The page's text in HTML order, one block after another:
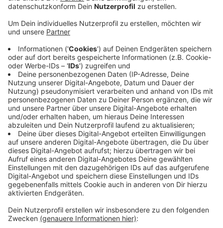
Arbeiten an Bahnhöfen
Anzeige
Während die Strecke saniert wird, sollen auch die
Bahnhöfe neue Beleuchtung und Anzeigetafeln
bekommen. Außerdem bekommt der Bahnhof Manfort
ein neues Dach und wird barrierefrei. Die Bahnsteige
werden so umgebaut, dass Fahrgäste in Zukunft ohne
Stufen in die Bahn steigen können. In Opladen sind die
Aufzüge ein Thema. Die Bahn will sie austauschen und
die Unterführung neu gestalten. Auch Anwohner an der
Bahnstrecke sollen profitieren. Die Bahn will auf rund
1,2 Kilometern neue Lärmschutzwände aufstellen.
Anzeige